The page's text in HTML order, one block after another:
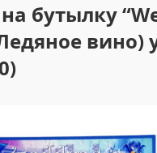
бутылку
вино)